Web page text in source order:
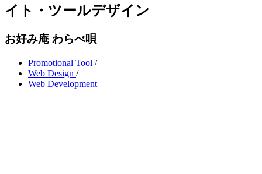
イト・ツールデザイン
お好み庵 わらべ唄
Promotional Tool /
Web Design /
Web Development